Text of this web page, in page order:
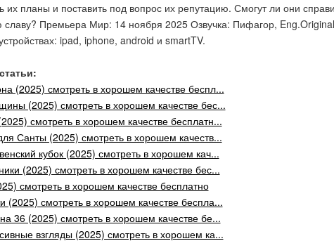
их планы и поставить под вопрос их репутацию. Смогут ли они
славу? Премьера Мир: 14 ноября 2025 Озвучка: Пифагор,
ipad, iphone, android и smartTV.
(2025) смотреть в хорошем качестве беспл...
(2025) смотреть в хорошем качестве бес...
смотреть в хорошем качестве бесплатн...
Санты (2025) смотреть в хорошем качеств...
кубок (2025) смотреть в хорошем кач...
(2025) смотреть в хорошем качестве бес...
смотреть в хорошем качестве бесплатно
(2025) смотреть в хорошем качестве беспла...
36 (2025) смотреть в хорошем качестве бе...
взгляды (2025) смотреть в хорошем ка...